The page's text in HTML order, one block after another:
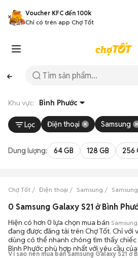
Voucher KFC đến 100k
Chỉ có trên app Chợ Tốt
Khu vực: Bình Phước
Lọc Điện thoại Samsung
Dung lượng: 64 GB 128 GB 256
Chợ Tốt Điện thoại Samsung
Hiện có hơn 0 lựa chọn mua bán Samsung
đang được đăng tải trên Chợ Tốt. Chỉ với
dùng có thể nhanh chóng tìm thấy chiếc
Bình Phước phù hợp nhất với yêu cầu
Vì sao nên mua bán Samsung Galaxy S21 ở